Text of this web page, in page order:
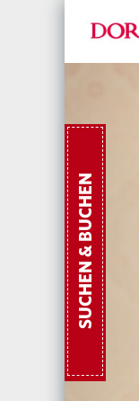
SUCHEN & BUCHEN